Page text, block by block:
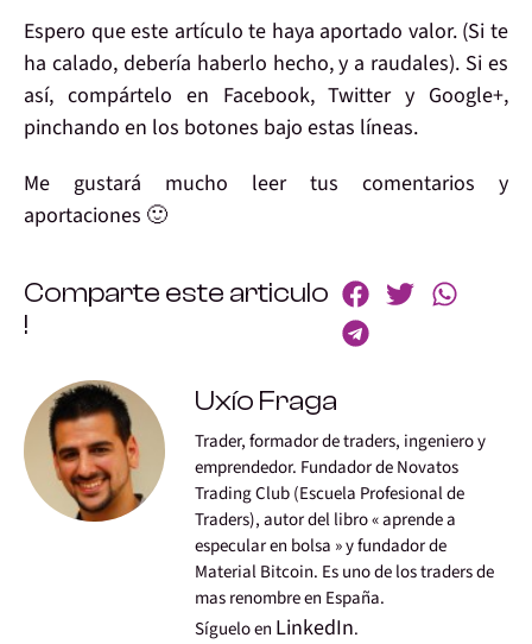
Espero que este artículote haya aportado valor.(Si te
ha calado, debería haberlo hecho, y a raudales). Si es
así, compártelo en Facebook, Twitter y Google+,
pinchando en los botones bajo estas líneas.
Me gustará mucho leer tus comentarios y
aportaciones 🙂
Comparte este articulo
!
Uxío Fraga
Trader, formador de traders, ingeniero y
emprendedor. Fundador de Novatos
Trading Club (Escuela Profesional de
Traders), autor del libro « aprende a
especular en bolsa » y fundador de
Material Bitcoin. Es uno de los traders de
mas renombre en España.
Síguelo en LinkedIn.